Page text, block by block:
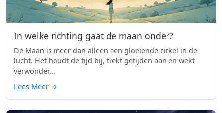
In welke richting gaat de maan onder?
De Maan is meer dan alleen een gloeiende cirkel in de
lucht. Het houdt de tijd bij, trekt getijden aan en wekt
verwonder...
Lees Meer →